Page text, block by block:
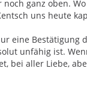
ganz oben.
uns heute
eine Bestätigung
unfähig ist.
bei aller Liebe,